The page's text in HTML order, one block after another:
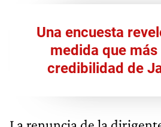
Una encuesta
medida que
credibilidad de